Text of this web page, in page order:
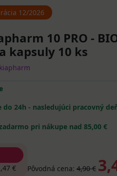
12/2026
10 PRO -
kapsuly 10 ks
do 24h - nasledujúci pracovný
pri nákupe nad 85,00 €
€ Pôvodná cena: 4,90 €